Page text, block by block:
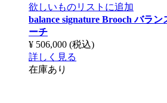
欲しいものリストに追加
balance signature Broochバラン
ーチ
¥ 506,000 (税込)
詳しく見る
在庫あり